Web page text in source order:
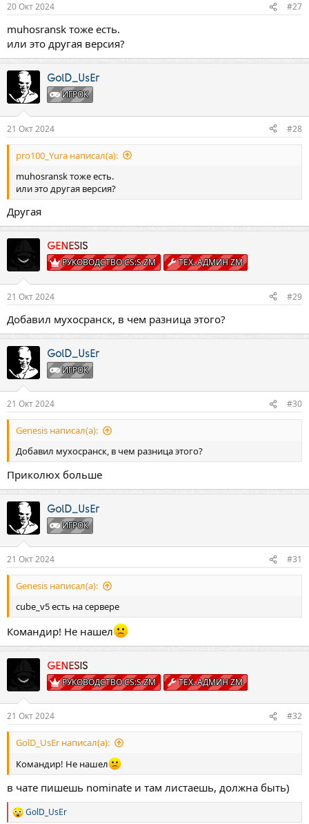
20 Окт 2024 #27
muhosransk тоже есть.
или это другая версия?
GolD_UsEr
ИГРОК
21 Окт 2024 #28
pro100_Yura написал(а):
muhosransk тоже есть.
или это другая версия?
Другая
GENESIS
РУКОВОДСТВО CS:S ZM ТЕХ. АДМИН ZM
21 Окт 2024 #29
Добавил мухосранск, в чем разница этого?
GolD_UsEr
ИГРОК
21 Окт 2024 #30
Genesis написал(а):
Добавил мухосранск, в чем разница этого?
Приколюх больше
GolD_UsEr
ИГРОК
21 Окт 2024 #31
Genesis написал(а):
cube_v5 есть на сервере
Командир! Не нашел
GENESIS
РУКОВОДСТВО CS:S ZM ТЕХ. АДМИН ZM
21 Окт 2024 #32
GolD_UsEr написал(а):
Командир! Не нашел
в чате пишешь nominate и там листаешь, должна быть)
Р
GolD_UsEr